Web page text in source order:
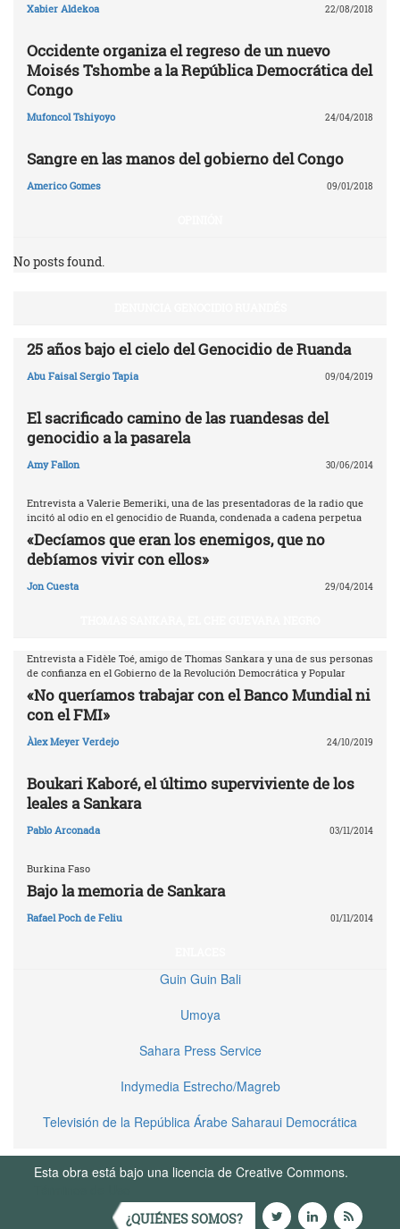
Xabier Aldekoa 22/08/2018
Occidente organiza el regreso de un nuevo
Moisés Tshombe a la República Democrática del
Congo
Mufoncol Tshiyoyo 24/04/2018
Sangre en las manos del gobierno del Congo
Americo Gomes 09/01/2018
No posts found.
25 años bajo el cielo del Genocidio de Ruanda
Abu Faisal Sergio Tapia 09/04/2019
El sacrificado camino de las ruandesas del
genocidio a la pasarela
Amy Fallon 30/06/2014
Entrevista a Valerie Bemeriki, una de las presentadoras de la radio que
incitó al odio en el genocidio de Ruanda, condenada a cadena perpetua
«Decíamos que eran los enemigos, que no
debíamos vivir con ellos»
Jon Cuesta 29/04/2014
Entrevista a Fidèle Toé, amigo de Thomas Sankara y una de sus personas
de confianza en el Gobierno de la Revolución Democrática y Popular
«No queríamos trabajar con el Banco Mundial ni
con el FMI»
Àlex Meyer Verdejo 24/10/2019
Boukari Kaboré, el último superviviente de los
leales a Sankara
Pablo Arconada 03/11/2014
Burkina Faso
Bajo la memoria de Sankara
Rafael Poch de Feliu 01/11/2014
Guin Guin Bali
Umoya
Sahara Press Service
Indymedia Estrecho/Magreb
Televisión de la República Árabe Saharaui Democrática
Esta obra está bajo una licencia de Creative Commons.
¿QUIÉNES SOMOS?